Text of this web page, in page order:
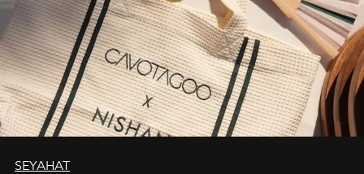
SEYAHAT